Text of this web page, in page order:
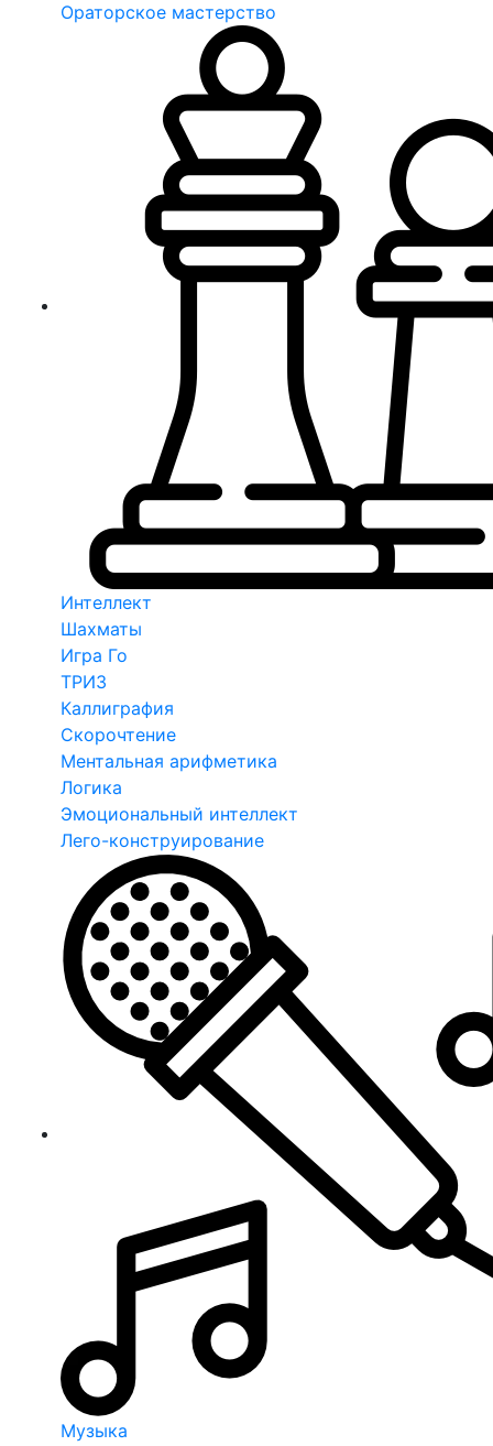
Ораторское мастерство
Интеллект
Шахматы
Игра Го
ТРИЗ
Каллиграфия
Скорочтение
Ментальная арифметика
Логика
Эмоциональный интеллект
Лего-конструирование
Музыка